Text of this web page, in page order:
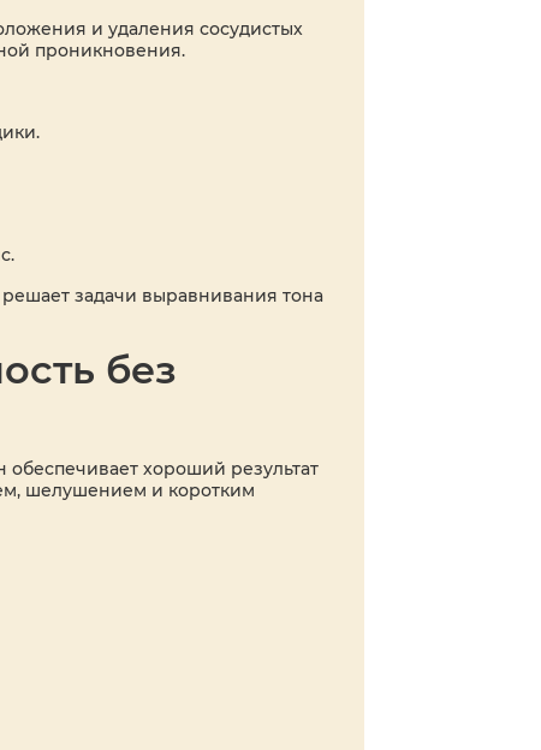
и удаления сосудистых
проникновения.
задачи выравнивания тона
без
хороший результат
шелушением и коротким